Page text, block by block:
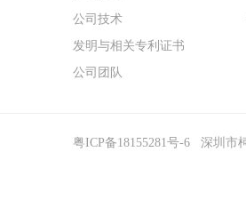
公司技术
发明与相关专利证书
公司团队
粤ICP备18155281号-6 深圳市